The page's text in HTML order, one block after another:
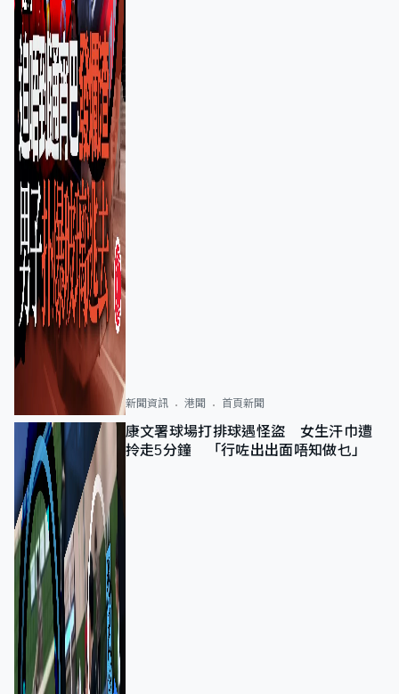
新聞資訊 港聞 首頁新聞
康文署球場打排球遇怪盜 女生汗巾遭
拎走5分鐘 「行咗出出面唔知做乜」